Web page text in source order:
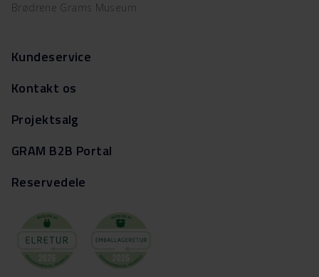
Brødrene Grams Museum
Kundeservice
Kontakt os
Projektsalg
GRAM B2B Portal
Reservedele